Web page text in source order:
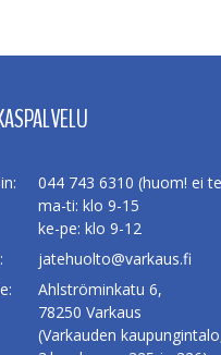
044 743 6310 (huom! ei
ma-ti: klo 9-15
ke-pe: klo 9-12
jatehuolto@varkaus.fi
Ahlströminkatu 6,
78250 Varkaus
(Varkauden